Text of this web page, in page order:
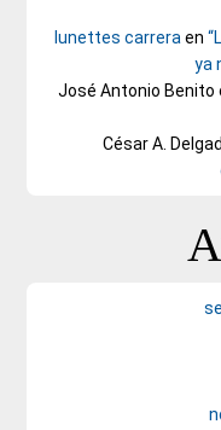
lunettes carrera en
ya
José Antonio Benito
César A.